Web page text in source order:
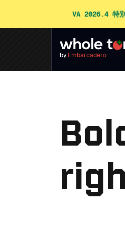
VA 2026.4 特
by Embarcadero